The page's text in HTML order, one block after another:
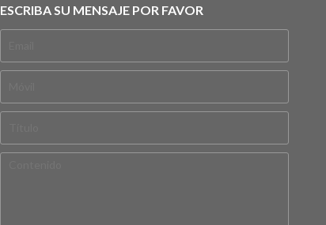
ESCRIBA SU MENSAJE POR FAVOR